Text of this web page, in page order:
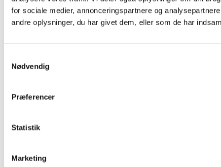
for sociale medier, annonceringspartnere og
andre oplysninger, du har givet dem, eller som de har
Nødvendig
Præferencer
Statistik
Marketing